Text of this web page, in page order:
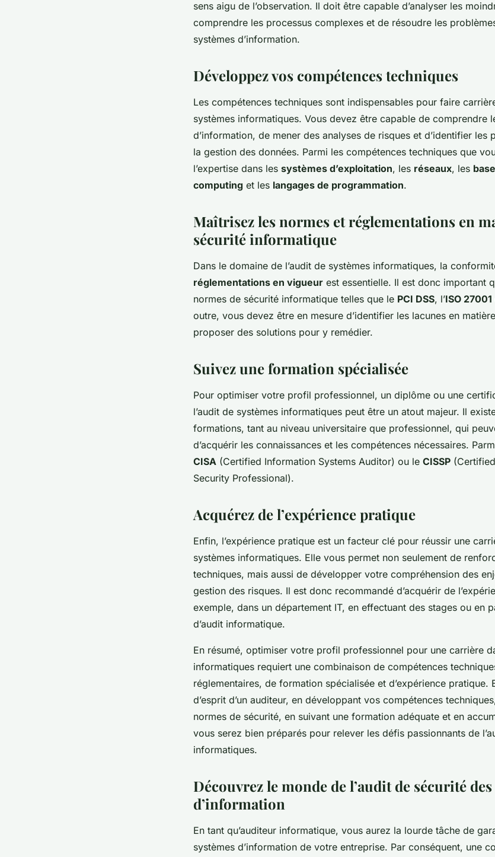
sens aigu de l’observation. Il doit être capable d’analyser les
comprendre les processus complexes et de résoudre les
systèmes d’information.
Développez vos compétences techniques
Les compétences techniques sont indispensables pour faire
systèmes informatiques. Vous devez être capable de comprendre
d’information, de mener des analyses de risques et d’identifier les
la gestion des données. Parmi les compétences techniques que
l’expertise dans les systèmes d’exploitation, les réseaux, les
computing et les langages de programmation.
Maîtrisez les normes et réglementations en
sécurité informatique
Dans le domaine de l’audit de systèmes informatiques, la
réglementations en vigueur est essentielle. Il est donc important
normes de sécurité informatique telles que le PCI DSS, l’ISO 27001
outre, vous devez être en mesure d’identifier les lacunes en
proposer des solutions pour y remédier.
Suivez une formation spécialisée
Pour optimiser votre profil professionnel, un diplôme ou une
l’audit de systèmes informatiques peut être un atout majeur. Il
formations, tant au niveau universitaire que professionnel, qui
d’acquérir les connaissances et les compétences nécessaires.
CISA (Certified Information Systems Auditor) ou le CISSP
Security Professional).
Acquérez de l’expérience pratique
Enfin, l’expérience pratique est un facteur clé pour réussir une
systèmes informatiques. Elle vous permet non seulement de
techniques, mais aussi de développer votre compréhension des
gestion des risques. Il est donc recommandé d’acquérir de
exemple, dans un département IT, en effectuant des stages ou en
d’audit informatique.
En résumé, optimiser votre profil professionnel pour une carrière
informatiques requiert une combinaison de compétences
réglementaires, de formation spécialisée et d’expérience pratique.
d’esprit d’un auditeur, en développant vos compétences
normes de sécurité, en suivant une formation adéquate et en
vous serez bien préparés pour relever les défis passionnants de
informatiques.
Découvrez le monde de l’audit de sécurité
d’information
En tant qu’auditeur informatique, vous aurez la lourde tâche de
systèmes d’information de votre entreprise. Par conséquent, une